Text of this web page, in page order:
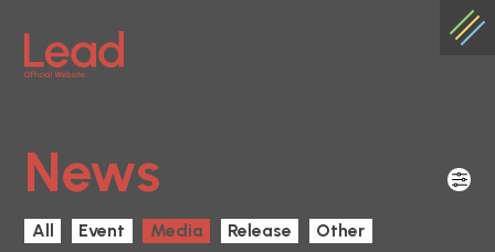
News
All Event Media Release Other